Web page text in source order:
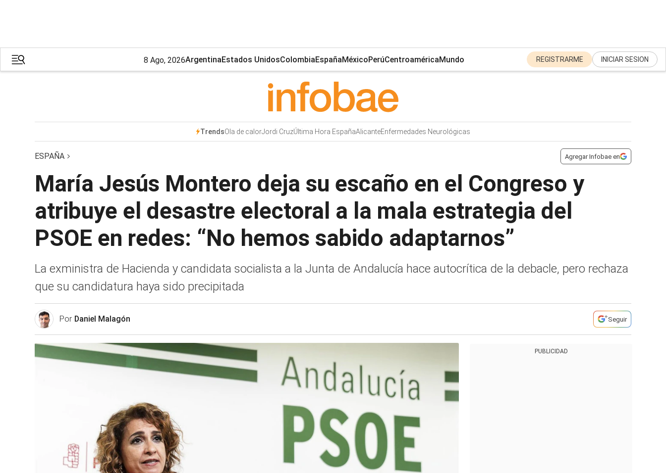
8 Ago, 2026ArgentinaEstados UnidosColombiaEspañaMéxicoPerúCentroaméricaMundo REGISTRARME INICIAR SESION
TrendsOla de calorJordi CruzÚltima Hora EspañaAlicanteEnfermedades Neurológicas
ESPAÑA Agregar Infobae en
María Jesús Montero deja su escaño en el Congreso y
atribuye el desastre electoral a la mala estrategia del
PSOE en redes: “No hemos sabido adaptarnos”
La exministra de Hacienda y candidata socialista a la Junta de Andalucía hace autocrítica de la debacle, pero rechaza
que su candidatura haya sido precipitada
Por Daniel Malagón Seguir
PUBLICIDAD